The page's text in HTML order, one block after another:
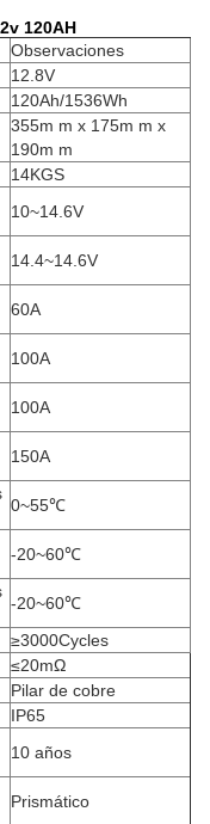
120AH
Observaciones
12.8V
120Ah/1536Wh
355m m x 175m m x
190m m
14KGS
10~14.6V
14.4~14.6V
60A
100A
100A
150A
0~55℃
-20~60℃
-20~60℃
≥3000Cycles
≤20mΩ
Pilar de cobre
IP65
10 años
Prismático